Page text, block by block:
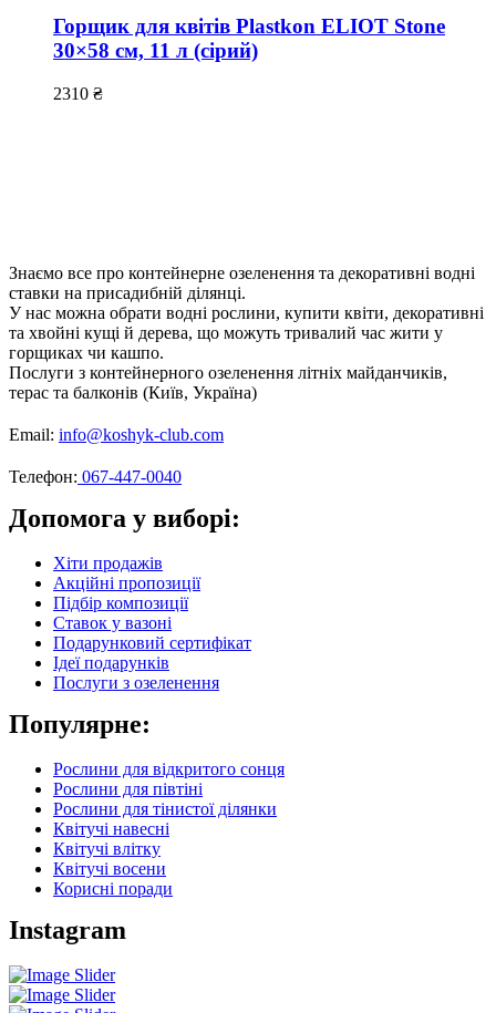
Горщик для квітів Plastkon ELIOT Stone
30×58 см, 11 л (сірий)
2310 ₴
Знаємо все про контейнерне озеленення та декоративні водні
ставки на присадибній ділянці.
У нас можна обрати водні рослини, купити квіти, декоративні
та хвойні кущі й дерева, що можуть тривалий час жити у
горщиках чи кашпо.
Послуги з контейнерного озеленення літніх майданчиків,
терас та балконів (Київ, Україна)
Email: info@koshyk-club.com
Телефон: 067-447-0040
Допомога у виборі:
Хіти продажів
Акційні пропозиції
Підбір композиції
Ставок у вазоні
Подарунковий сертифікат
Ідеї подарунків
Послуги з озеленення
Популярне:
Рослини для відкритого сонця
Рослини для півтіні
Рослини для тінистої ділянки
Квітучі навесні
Квітучі влітку
Квітучі восени
Корисні поради
Instagram